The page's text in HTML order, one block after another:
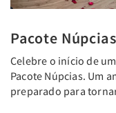
Pacote Núpcias
Celebre o início de
Pacote Núpcias. Um
preparado para